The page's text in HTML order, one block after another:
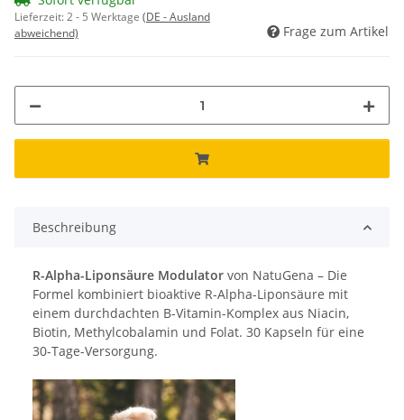
Lieferzeit:2 - 5 Werktage (DE - Ausland
abweichend)
Frage zum Artikel
Beschreibung
R-Alpha-Liponsäure Modulator von NatuGena – Die
Formel kombiniert bioaktive R-Alpha-Liponsäure mit
einem durchdachten B-Vitamin-Komplex aus Niacin,
Biotin, Methylcobalamin und Folat. 30 Kapseln für eine
30-Tage-Versorgung.